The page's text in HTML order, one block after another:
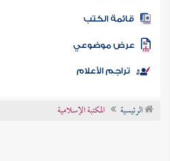
المكتبة
الكتب
موضوعي
تراجم الأعلام
الرئيسية المكتبة الإسلامية